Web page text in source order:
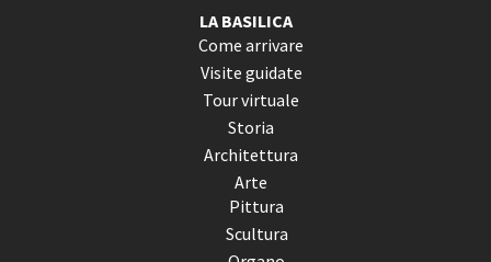
LA BASILICA
Come arrivare
Visite guidate
Tour virtuale
Storia
Architettura
Arte
Pittura
Scultura